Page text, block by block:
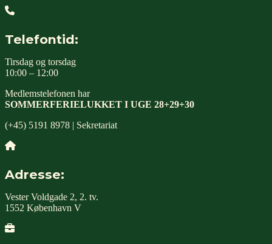
Telefontid:
Tirsdag og torsdag
10:00 – 12:00
Medlemstelefonen har
SOMMERFERIELUKKET I UGE 28+29+30
(+45) 5191 8978 | Sekretariat
Adresse:
Vester Voldgade 2, 2. tv.
1552 København V